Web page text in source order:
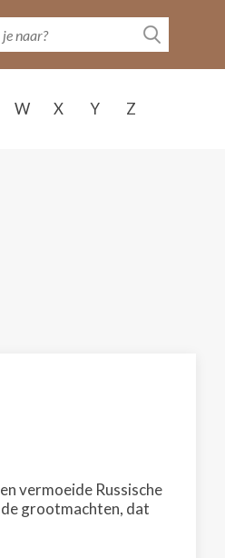
W X Y Z
vermoeide Russische
grootmachten, dat